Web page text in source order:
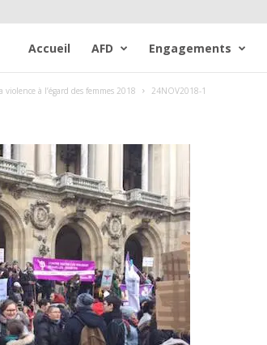
Accueil AFD Engagements
à l’égard des femmes 2018 24NOV2018-1